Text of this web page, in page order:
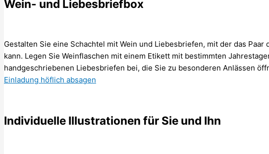
Wein- und Liebesbriefbox
Gestalten Sie eine Schachtel mit Wein und Liebesbriefen, mit der das
kann. Legen Sie Weinflaschen mit einem Etikett mit bestimmten
handgeschriebenen Liebesbriefen bei, die Sie zu besonderen Anlässen
Einladung höflich absagen
Individuelle Illustrationen für Sie und Ihn